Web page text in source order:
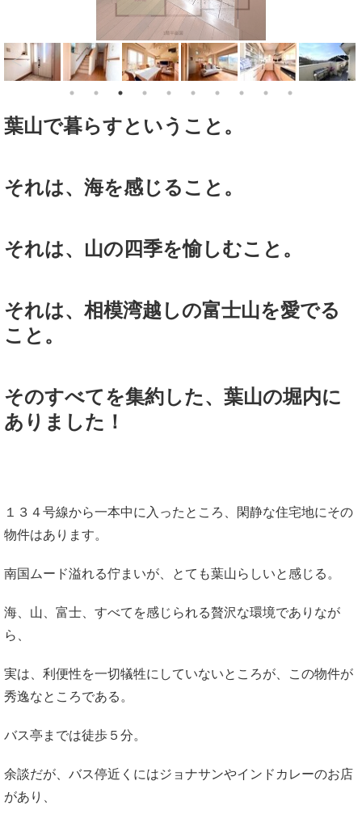
葉山で暮らすということ。
それは、海を感じること。
それは、山の四季を愉しむこと。
それは、相模湾越しの富士山を愛でる
こと。
そのすべてを集約した、葉山の堀内に
ありました！
１３４号線から一本中に入ったところ、閑静な住宅地にその
物件はあります。
南国ムード溢れる佇まいが、とても葉山らしいと感じる。
海、山、富士、すべてを感じられる贅沢な環境でありなが
ら、
実は、利便性を一切犠牲にしていないところが、この物件が
秀逸なところである。
バス亭までは徒歩５分。
余談だが、バス停近くにはジョナサンやインドカレーのお店
があり、